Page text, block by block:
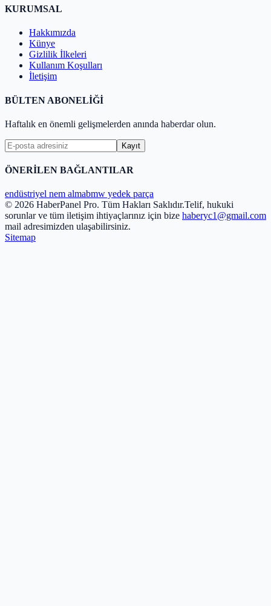
KURUMSAL
Hakkımızda
Künye
Gizlilik İlkeleri
Kullanım Koşulları
İletişim
BÜLTEN ABONELİĞİ
Haftalık en önemli gelişmelerden anında haberdar olun.
Kayıt
ÖNERİLEN BAĞLANTILAR
endüstriyel nem almabmw yedek parça
© 2026 HaberPanel Pro. Tüm Hakları Saklıdır.Telif, hukuki
sorunlar ve tüm iletişim ihtiyaçlarınız için bize haberyc1@gmail.com
mail adresimizden ulaşabilirsiniz.
Sitemap